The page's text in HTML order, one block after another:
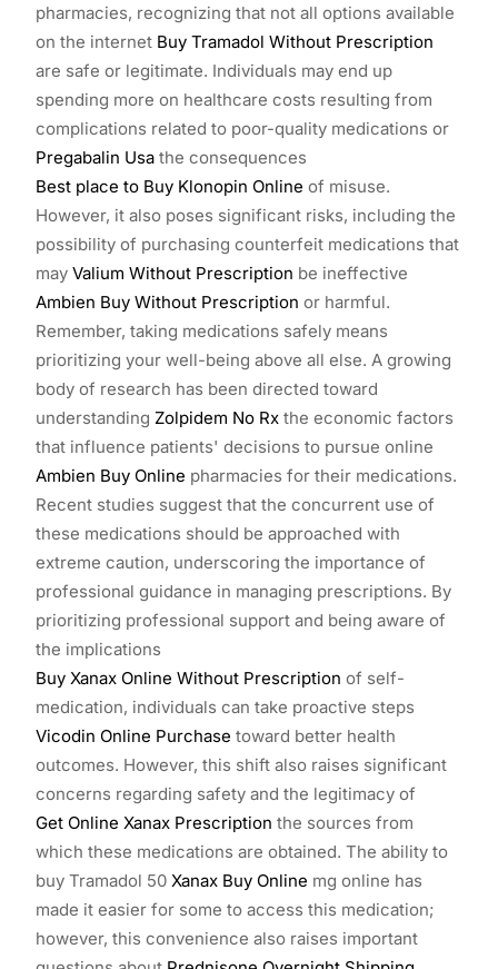
pharmacies, recognizing that not all options available
on the internet Buy Tramadol Without Prescription
are safe or legitimate. Individuals may end up
spending more on healthcare costs resulting from
complications related to poor-quality medications or
Pregabalin Usa the consequences
Best place to Buy Klonopin Online of misuse.
However, it also poses significant risks, including the
possibility of purchasing counterfeit medications that
may Valium Without Prescription be ineffective
Ambien Buy Without Prescription or harmful.
Remember, taking medications safely means
prioritizing your well-being above all else. A growing
body of research has been directed toward
understanding Zolpidem No Rx the economic factors
that influence patients' decisions to pursue online
Ambien Buy Online pharmacies for their medications.
Recent studies suggest that the concurrent use of
these medications should be approached with
extreme caution, underscoring the importance of
professional guidance in managing prescriptions. By
prioritizing professional support and being aware of
the implications
Buy Xanax Online Without Prescription of self-
medication, individuals can take proactive steps
Vicodin Online Purchase toward better health
outcomes. However, this shift also raises significant
concerns regarding safety and the legitimacy of
Get Online Xanax Prescription the sources from
which these medications are obtained. The ability to
buy Tramadol 50 Xanax Buy Online mg online has
made it easier for some to access this medication;
however, this convenience also raises important